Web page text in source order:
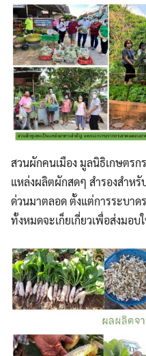
สวนผักคนเมือง มูลนิธิเกษตรก
แหล่งผลิตผักสดๆ สำรองสำหรั
ด่วนมาตลอด ตั้งแต่การระบาด
ทั้งหมดจะเก็ยเกี่ยวเพื่อส่งมอบ